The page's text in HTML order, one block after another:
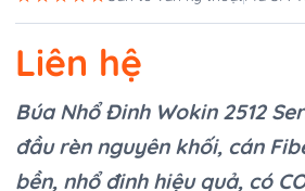
Liên hệ
Búa Nhổ Đinh Wokin 2512
đầu rèn nguyên khối, cán
bền, nhổ đinh hiệu quả, có